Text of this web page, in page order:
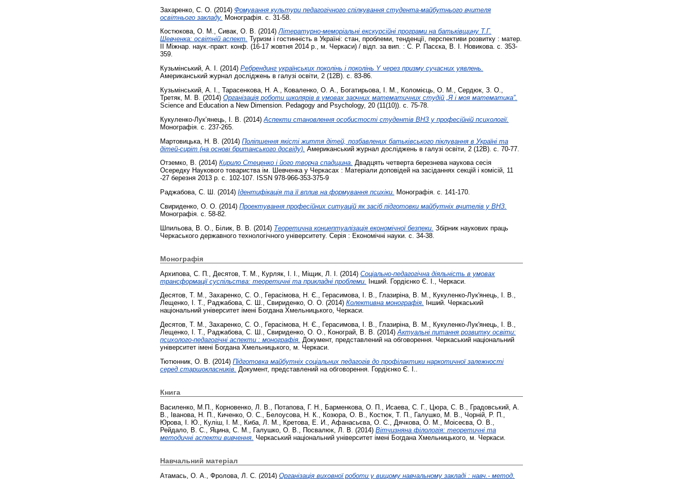
Захаренко, С. О. (2014) Фомування культури педагогічного спілкування студента-майбутнього вчителя
освітнього закладу. Монографія. с. 31-58.
Костюкова, О. М., Сивак, О. В. (2014)Літературно-меморіальні екскурсійні програми на батьківщину Т.Г.
Шевченка: освітній аспект. Туризм і гостинність в Україні: стан, проблеми, тенденції, перспективи розвитку : матер.
IІ Міжнар. наук.-практ. конф. (16-17 жовтня 2014 р., м. Черкаси) / відп. за вип. : С. Р. Пасєка, В. І. Новикова. с. 353-
359.
Кузьмінський, А. І. (2014) Ребрендинг українських поколінь і поколінь Y через призму сучасних уявлень.
Американський журнал досліджень в галузі освіти, 2 (12В). с. 83-86.
Кузьмінський, А. І.
Тарасенкова, Н. А. Коваленко, О. А. Богатирьова, І. М. Коломієць, О. М. Сердюк, З. О.
Третяк, М. В. (2014) Організація роботи школярів в умовах заочних математичних студій „Я і моя математика”.
Science and Education a New Dimension. Pedagogy and Psychology, 20 (11(10)). с. 75-78.
Кукуленко-Лук’янець, І. В. (2014) Аспекти становлення особистості студентів ВНЗ у професійній психології.
Монографія. с. 237-265.
Мартовицька, Н. В. (2014) Поліпшення якісті життя дітей, позбавлених батьківського піклування в Україні та
дітей-сиріт (на основі британського досвіду). Американський журнал досліджень в галузі освіти, 2 (12В). с. 70-77.
Отземко, В. (2014) Кирило Стеценко і його творча спадщина. Двадцять четверта березнева наукова сесія
Осередку Наукового товариства ім. Шевченка у Черкасах : Матеріали доповідей на засіданнях секцій і комісій, 11
-27 березня 2013 р. с. 102-107. ISSN 978-966-353-375-9
Раджабова, С. Ш. (2014) Ідентифікація та її вплив на формування психіки. Монографія. с. 141-170.
Свириденко, О. О. (2014) Проектування професійних ситуацій як засіб підготовки майбутніх вчителів у ВНЗ.
Монографія. с. 58-82.
Шпильова, В. О.
Білик, В. В. (2014) Теоретична концептуалізація економічної безпеки. Збірник наукових праць
Черкаського державного технологічного університету. Серія : Економічні науки. с. 34-38.
Монографія
Архипова, С. П. Десятов, Т. М. Курляк, І. І. Міщик, Л. І. (2014) Соціально-педагогічна діяльність в умовах
трансформації суспільства: теоретичні та прикладні проблеми. Інший. Гордієнко Є. І., Черкаси.
Десятов, Т. М., Захаренко, С. О., Герасімова, Н. Є., Герасимова, І. В., Глазиріна, В. М., Кукуленко-Лук'янець, І. В.,
Лещенко, І. Т., Раджабова, С. Ш., Свириденко, О. О. (2014) Колективна монографія.
Інший. Черкаський
національний університет імені Богдана Хмельницького, Черкаси.
Десятов, Т. М., Захаренко, С. О., Герасімова, Н. Є., Герасимова, І. В., Глазиріна, В. М., Кукуленко-Лук'янець, І. В.,
Лещенко, І. Т., Раджабова, С. Ш., Свириденко, О. О., Конограй, В. В. (2014)Актуальні питання розвитку освіти:
психолого-педагогічні аспекти : монографія. Документ, представлений на обговорення. Черкаський національний
університет імені Богдана Хмельницького, м. Черкаси.
Тютюнник, О. В. (2014) Підготовка майбутніх соціальних педагогів до профілактики наркотичної залежності
серед старшокласників. Документ, представлений на обговорення. Гордієнко Є. І..
Книга
Василенко, М.П. Корновенко, Л. В. Потапова, Г. Н. Барменкова, О. П. Исаева, С. Г. Цюра, С. В.
Градовський, А.
В.
Іванова, Н. П. Киченко, О. С. Белоусова, Н. К. Козюра, О. В. Костюк, Т. П. Галушко, М. В. Чорній, Р. П.
Юрова, І. Ю.
Куліш, І. М. Киба, Л. М. Кретова, Е. И. Афанасьєва, О. С. Дячкова, О. М. Моісеєва, О. В.
Рейдало, В. С.
Яцина, С. М. Галушко, О. В. Посвалюк, Л. В. (2014) Вітчизняна філологія: теоретичні та
методичні аспекти вивчення. Черкаський національний університет імені Богдана Хмельницького, м. Черкаси.
Навчальний матеріал
Атамась, О. А. Фролова, Л. С. (2014) Організація виховної роботи у вищому навчальному закладі : навч.- метод.